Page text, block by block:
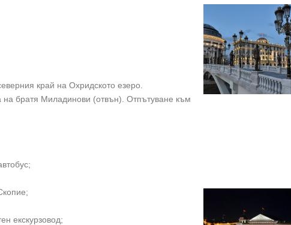
край на Охридското езеро.
на братя Миладинови (отвън). Отпътуване към
екскурзовод;